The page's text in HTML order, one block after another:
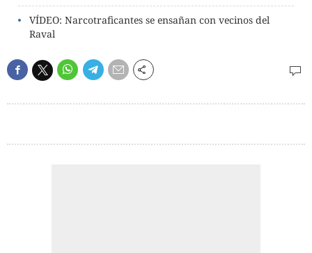
VÍDEO: Narcotraficantes se ensañan con vecinos del
Raval